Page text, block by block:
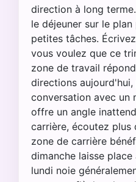
direction à long
le déjeuner sur le
petites tâches.
vous voulez que ce
zone de travail
directions
conversation avec un
offre un angle
carrière, écoutez plus
zone de carrière
dimanche laisse
lundi noie